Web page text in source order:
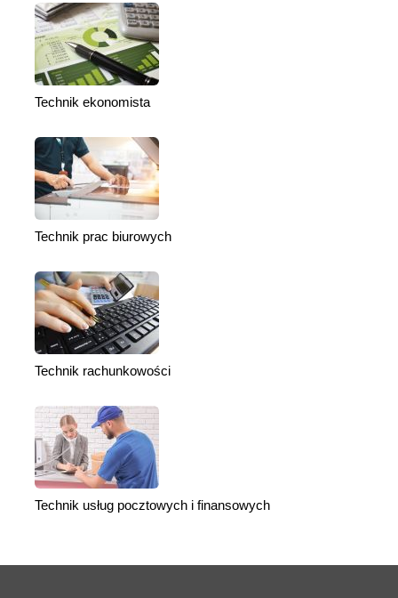
Technik ekonomista
Technik prac biurowych
Technik rachunkowości
Technik usług pocztowych i finansowych